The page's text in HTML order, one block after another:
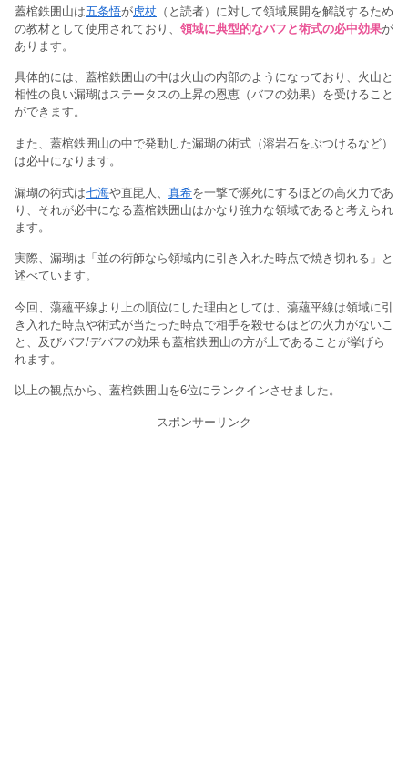
蓋棺鉄囲山は五条悟が虎杖 （と読者）に対して領域展開を解説するため
の教材として使用されており、 領域に典型的なバフと術式の必中効果が
あります。
具体的には、蓋棺鉄囲山の中は火山の内部のようになっており、火山と
相性の良い漏瑚はステータスの上昇の恩恵（バフの効果）を受けること
ができます。
また、蓋棺鉄囲山の中で発動した漏瑚の術式（溶岩石をぶつけるなど）
は必中になります。
漏瑚の術式は七海や直毘人、 真希を一撃で瀕死にするほどの高火力であ
り、それが必中になる蓋棺鉄囲山はかなり強力な領域であると考えられ
ます。
実際、漏瑚は「並の術師なら領域内に引き入れた時点で焼き切れる」と
述べています。
今回、蕩蘊平線より上の順位にした理由としては、蕩蘊平線は領域に引
き入れた時点や術式が当たった時点で相手を殺せるほどの火力がないこ
と、及びバフ/デバフの効果も蓋棺鉄囲山の方が上であることが挙げら
れます。
以上の観点から、蓋棺鉄囲山を6位にランクインさせました。
スポンサーリンク